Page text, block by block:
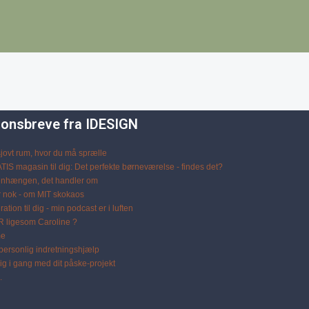
fra IDESIGN
rum, hvor du må sprælle
magasin til dig: Det perfekte børneværelse - findes det?
det handler om
- om MIT skokaos
til dig - min podcast er i luften
ligesom Caroline ?
indretningshjælp
i gang med dit påske-projekt